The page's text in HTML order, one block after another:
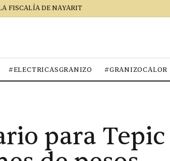
FISCALÍA DE NAYARIT
#ELECTRICASGRANIZO #GRANIZOCALOR
para Tepic